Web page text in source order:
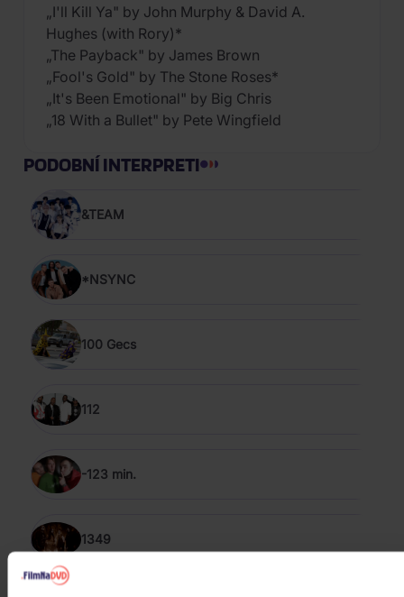
„I'll Kill Ya" by John Murphy & David A.
Hughes (with Rory)*
„The Payback" by James Brown
„Fool's Gold" by The Stone Roses*
„It's Been Emotional" by Big Chris
„18 With a Bullet" by Pete Wingfield
PODOBNÍ INTERPRETI
&TEAM
*NSYNC
100 Gecs
112
-123 min.
1349